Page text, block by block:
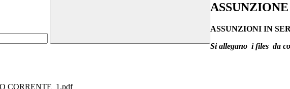
ASSUNZIONI IN
Si allegano i files da
CORRENTE_1.pdf